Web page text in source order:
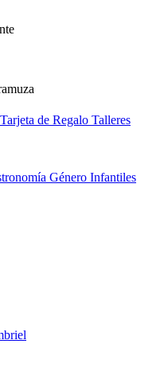
Tarjeta de Regalo Talleres
Género Infantiles